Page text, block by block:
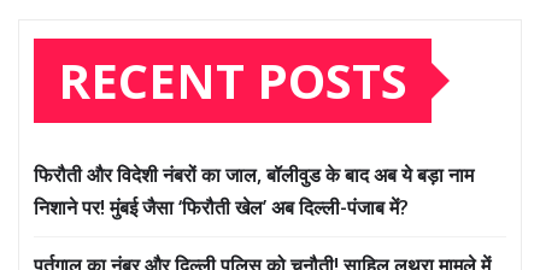
RECENT POSTS
फिरौती और विदेशी नंबरों का जाल, बॉलीवुड के बाद अब ये बड़ा नाम
निशाने पर! मुंबई जैसा ‘फिरौती खेल’ अब दिल्ली-पंजाब में?